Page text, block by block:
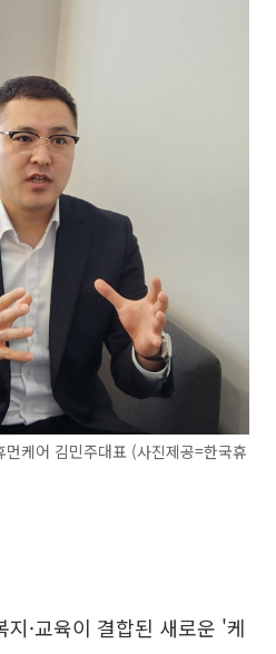
케어 김민주대표 (사진제공=한국휴
지·교육이 결합된 새로운 '케